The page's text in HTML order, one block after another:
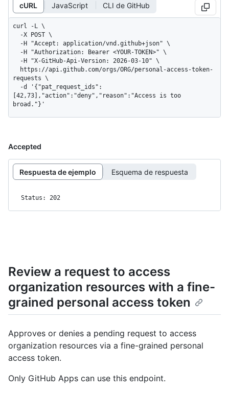
cURL JavaScript CLI de GitHub
curl -L \
requests \
[42,73],"action":"deny","reason":"Access is too
broad."}'
Accepted
Respuesta de ejemplo Esquema de respuesta
Status: 202
Review a request to access
organization resources with a fine-
grained personal access token
Approves or denies a pending request to access
organization resources via a fine-grained personal
access token.
Only GitHub Apps can use this endpoint.